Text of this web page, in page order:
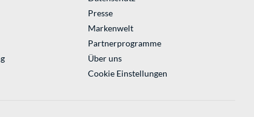
Presse
Markenwelt
Partnerprogramme
Über uns
Cookie Einstellungen